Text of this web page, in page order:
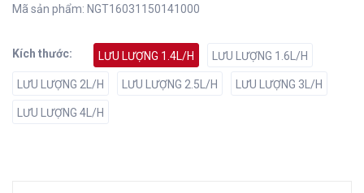
Mã sản phẩm: NGT16031150141000
Kích thước: LƯU LƯỢNG 1.4L/H LƯU LƯỢNG 1.6L/H
LƯU LƯỢNG 2L/H LƯU LƯỢNG 2.5L/H LƯU LƯỢNG 3L/H
LƯU LƯỢNG 4L/H